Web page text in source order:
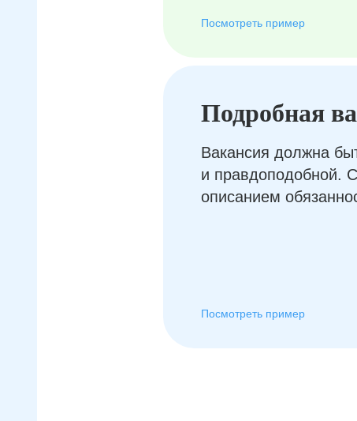
Посмотреть пример
Подробная
Вакансия должна
и правдоподобной.
описанием
Посмотреть пример